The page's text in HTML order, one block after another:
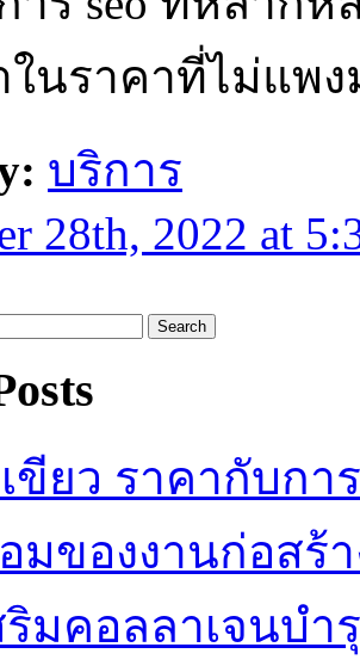
นราคาที่ไม่แพง
บริการ
28th, 2022 at
ขียว ราคากับกา
มของงานก่อสร้
ริมคอลลาเจนบ